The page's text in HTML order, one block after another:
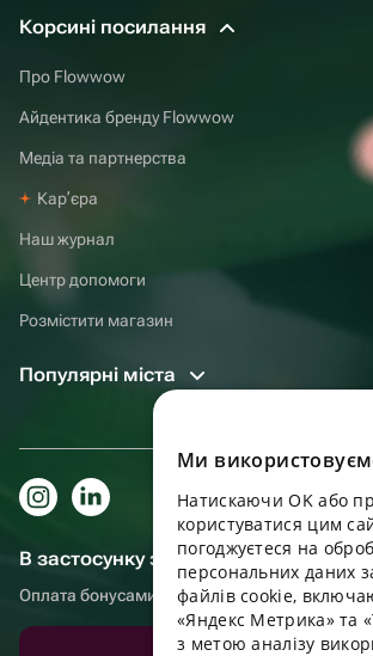
Корсині посилання
Про Flowwow
Айдентика бренду Flowwow
Медіа та партнерства
Карʼєра
Наш журнал
Центр допомоги
Розмістити магазин
Популярні міста
В застосунку зручніше!
Оплата бонусами, самовивіз, зручний чат
Ми
Натискаючи OK або
користуватися цим
погоджуєтеся на
персональних даних
файлів cookie,
«Яндекс Метрика» та
з метою аналізу